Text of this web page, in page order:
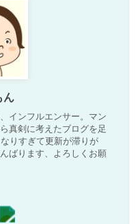
ん
インフルエンサー。マン
真剣に考えたブログを足
りすぎて更新が滞りが
ばります、よろしくお願